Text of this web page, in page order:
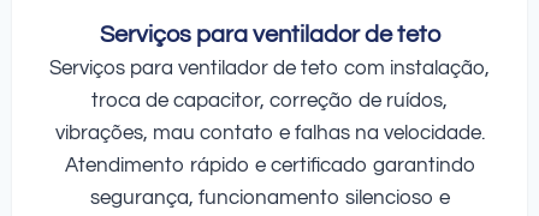
Serviços para ventilador de teto
Serviços para ventilador de teto com instalação,
troca de capacitor, correção de ruídos,
vibrações, mau contato e falhas na velocidade.
Atendimento rápido e certificado garantindo
segurança, funcionamento silencioso e